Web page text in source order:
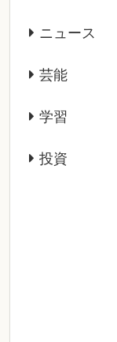
ニュース
芸能
学習
投資